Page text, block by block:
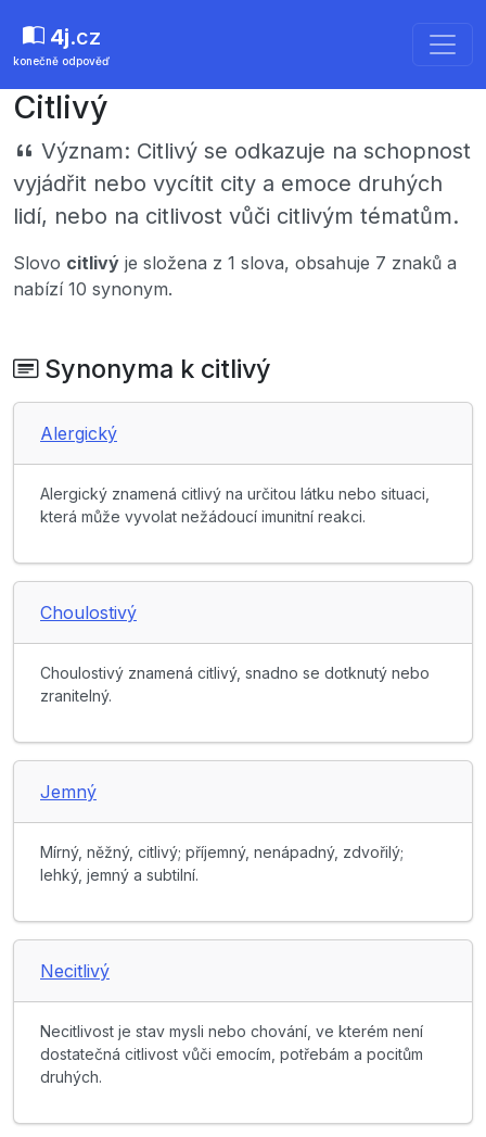
4j.cz
konečně odpověď
Citlivý
Význam: Citlivý se odkazuje na schopnost
vyjádřit nebo vycítit city a emoce druhých
lidí, nebo na citlivost vůči citlivým tématům.
Slovo citlivý je složena z 1 slova, obsahuje 7 znaků a
nabízí 10 synonym.
Synonyma k citlivý
Alergický
Alergický znamená citlivý na určitou látku nebo situaci,
která může vyvolat nežádoucí imunitní reakci.
Choulostivý
Choulostivý znamená citlivý, snadno se dotknutý nebo
zranitelný.
Jemný
Mírný, něžný, citlivý; příjemný, nenápadný, zdvořilý;
lehký, jemný a subtilní.
Necitlivý
Necitlivost je stav mysli nebo chování, ve kterém není
dostatečná citlivost vůči emocím, potřebám a pocitům
druhých.